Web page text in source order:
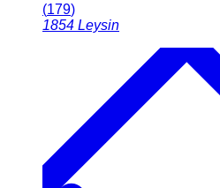
(179)
1854 Leysin